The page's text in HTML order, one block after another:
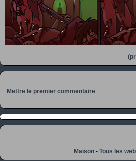
Mettre le premier commentaire
Maison -Tous les